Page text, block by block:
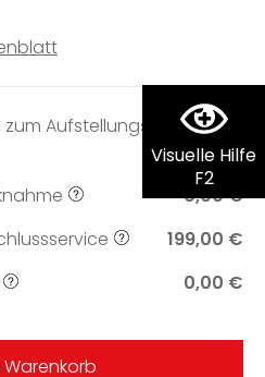
Visuelle Hilfe
F2
Aufstellungsort 0,00 €
0,00 €
199,00 €
0,00 €